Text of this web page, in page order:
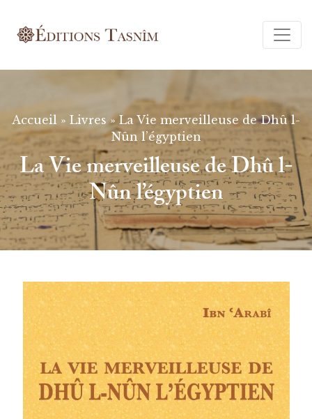
Accueil » Livres» La Vie merveilleuse de Dhû l-
Nûn l’égyptien
La Vie merveilleuse de Dhû l-
Nûn l’égyptien